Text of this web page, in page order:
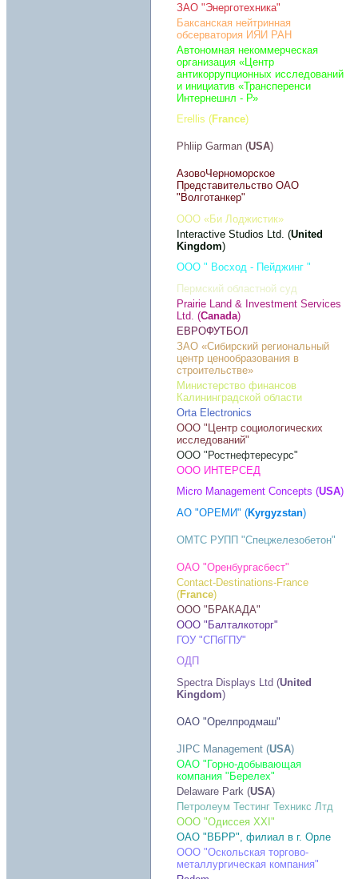
ЗАО "Энерготехника"
Баксанская нейтринная
обсерватория ИЯИ РАН
Автономная некоммерческая
организация «Центр
антикоррупционных исследований
и инициатив «Трансперенси
Интернешнл - Р»
Erellis (France)
Phliip Garman (USA)
АзовоЧерноморское
Представительство ОАО
"Волготанкер"
ООО «Би Лоджистик»
Interactive Studios Ltd. (United
Kingdom)
ООО " Восход - Пейджинг "
Пермский областной суд
Prairie Land & Investment Services
Ltd. (Canada)
ЕВРОФУТБОЛ
ЗАО «Сибирский региональный
центр ценообразования в
строительстве»
Министерство финансов
Калининградской области
Orta Electronics
ООО "Центр социологических
исследований"
ООО "Ростнефтересурс"
ООО ИНТЕРСЕД
Micro Management Concepts (USA)
АО "ОРЕМИ" (Kyrgyzstan)
ОМТС РУПП "Спецжелезобетон"
ОАО "Оренбургасбест"
Contact-Destinations-France
(France)
ООО "БРАКАДА"
ООО "Балталкоторг"
ГОУ "СПбГПУ"
ОДП
Spectra Displays Ltd (United
Kingdom)
ОАО "Орелпродмаш"
JIPC Management (USA)
ОАО "Горно-добывающая
компания "Берелех"
Delaware Park (USA)
Петролеум Тестинг Техникс Лтд
ООО "Одиссея XXI"
ОАО "ВБРР", филиал в г. Орле
ООО "Оскольская торгово-
металлургическая компания"